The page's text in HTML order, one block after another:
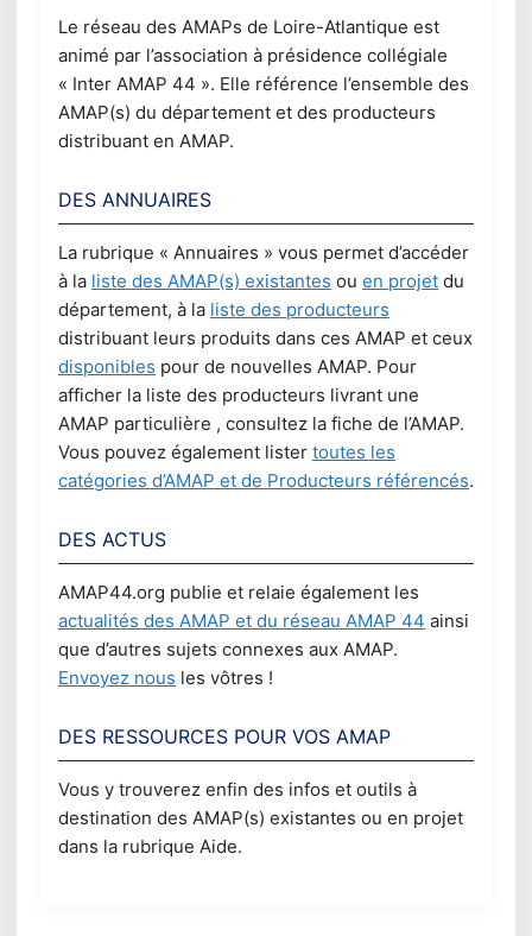
Le réseau des AMAPs de Loire-Atlantique est
animé par l’association à présidence collégiale
« Inter AMAP 44 ». Elle référence l’ensemble des
AMAP(s) du département et des producteurs
distribuant en AMAP.
DES ANNUAIRES
La rubrique « Annuaires » vous permet d’accéder
à la liste des AMAP(s) existantes ou en projet du
département, à la liste des producteurs
distribuant leurs produits dans ces AMAP et ceux
disponibles pour de nouvelles AMAP. Pour
afficher la liste des producteurs livrant une
AMAP particulière , consultez la fiche de l’AMAP.
Vous pouvez également lister toutes les
catégories d’AMAP et de Producteurs référencés.
DES ACTUS
AMAP44.org publie et relaie également les
actualités des AMAP et du réseau AMAP 44 ainsi
que d’autres sujets connexes aux AMAP.
Envoyez nous les vôtres !
DES RESSOURCES POUR VOS AMAP
Vous y trouverez enfin des infos et outils à
destination des AMAP(s) existantes ou en projet
dans la rubrique Aide.